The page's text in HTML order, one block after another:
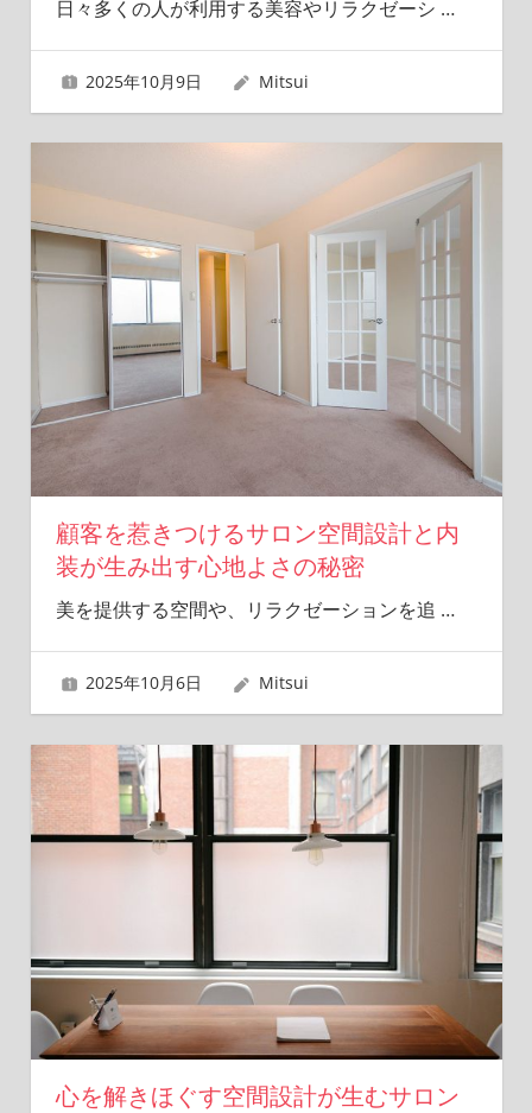
日々多くの人が利用する美容やリラクゼーシ …
2025年10月9日 Mitsui
顧客を惹きつけるサロン空間設計と内
装が生み出す心地よさの秘密
美を提供する空間や、リラクゼーションを追 …
2025年10月6日 Mitsui
心を解きほぐす空間設計が生むサロン